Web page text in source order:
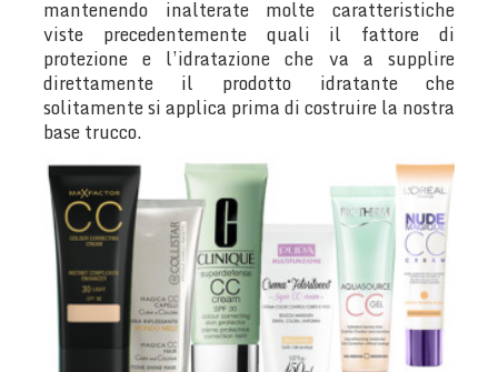
mantenendo inalterate molte caratteristiche
viste precedentemente quali il fattore di
protezione e l’idratazione che va a supplire
direttamente il prodotto idratante che
solitamente si applica prima di costruire la nostra
base trucco.